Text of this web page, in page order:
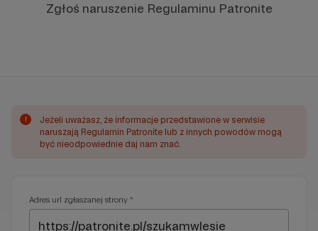
Zgłoś naruszenie Regulaminu Patronite
!
Jeżeli uważasz, że informacje przedstawione w serwisie
naruszają Regulamin Patronite lub z innych powodów mogą
być nieodpowiednie daj nam znać.
Adres url zgłaszanej strony *